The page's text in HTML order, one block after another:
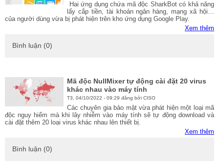
Hai ứng dụng chứa mã độc SharkBot có khả năng
lấy cắp tiền, tài khoản ngân hàng, mạng xã hội…
của người dùng vừa bị phát hiện trên kho ứng dụng Google Play.
Xem thêm
Bình luận (0)
Mã độc NullMixer tự động cài đặt 20 virus
khác nhau vào máy tính
T3, 04/10/2022 - 09:29 đăng bởi CISO
Các chuyên gia bảo mật vừa phát hiện một loại mã
độc nguy hiểm mà khi lây nhiễm vào máy tính sẽ tự động download và
cài đặt thêm 20 loại virus khác nhau lên thiết bị.
Xem thêm
Bình luận (0)